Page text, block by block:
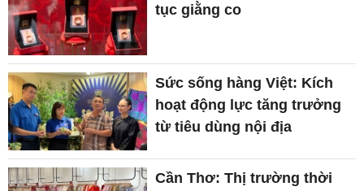
tục giằng co
Sức sống hàng Việt: Kích
hoạt động lực tăng trưởng
từ tiêu dùng nội địa
Cần Thơ: Thị trường thời